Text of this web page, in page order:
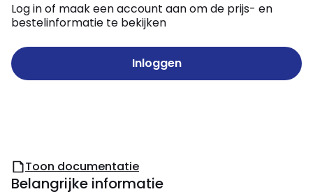
Log in of maak een account aan om de prijs- en
bestelinformatie te bekijken
Inloggen
Toon documentatie
Belangrijke informatie